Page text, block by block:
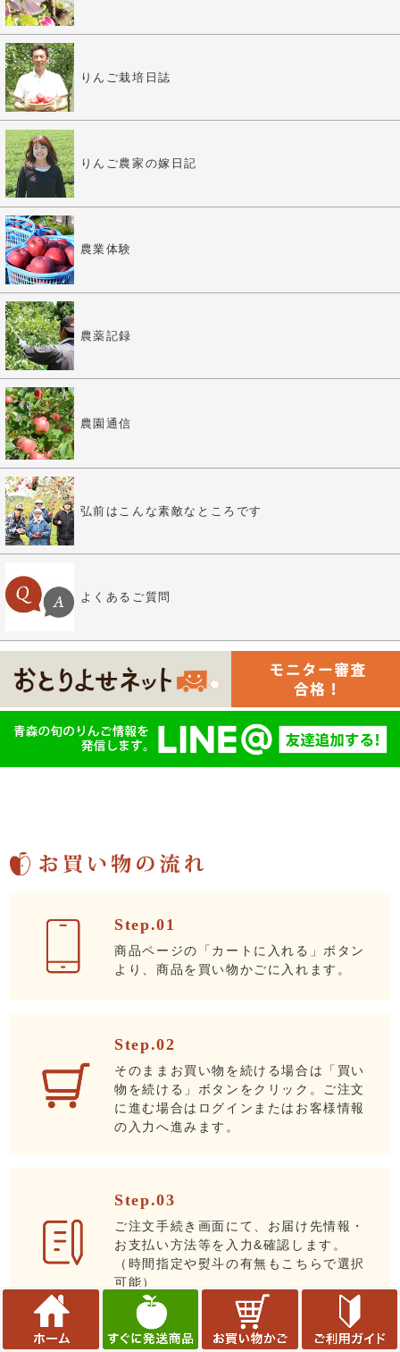
りんご栽培日誌
りんご農家の嫁日記
農業体験
農薬記録
農園通信
弘前はこんな素敵なところです
よくあるご質問
Step.01
商品ページの「カートに入れる」ボタン
より、商品を買い物かごに入れます。
Step.02
そのままお買い物を続ける場合は「買い
物を続ける」ボタンをクリック。ご注文
に進む場合はログインまたはお客様情報
の入力へ進みます。
Step.03
ご注文手続き画面にて、お届け先情報・
お支払い方法等を入力&確認します。
（時間指定や熨斗の有無もこちらで選択
可能）